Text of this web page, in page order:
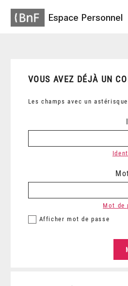
Espace Personnel
VOUS AVEZ DÉJÀ UN
Les champs avec un
Afficher mot de passe
Mot de